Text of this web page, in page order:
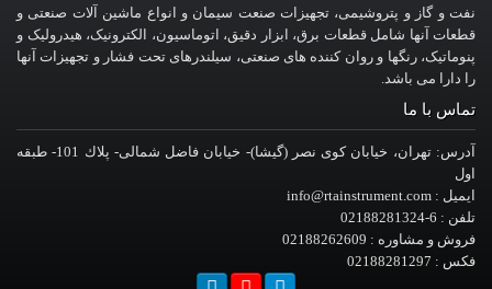
نفت و گاز و پتروشیمی، تجهیزات صنعت سیمان و انواع ماشین آلات صنعتی و
قطعات آنها شامل قطعات برق، ابزار دقیق، اتوماسیون، الکترونیک، هیدرولیک و
پنوماتیک، رنگها و روان کننده های صنعتی، سیلندرهای تحت فشار و تجهیزات آنها
را دارا می باشد.
تماس با ما
آدرس: تهران، خيابان کوی نصر (گیشا)- خيابان فاضل شمالی- پلاك 101- طبقه
اول
ایمیل : info@rtainstrument.com
تلفن : 6-02188281324
فروش و مشاوره : 02188262609
فکس : 02188281297